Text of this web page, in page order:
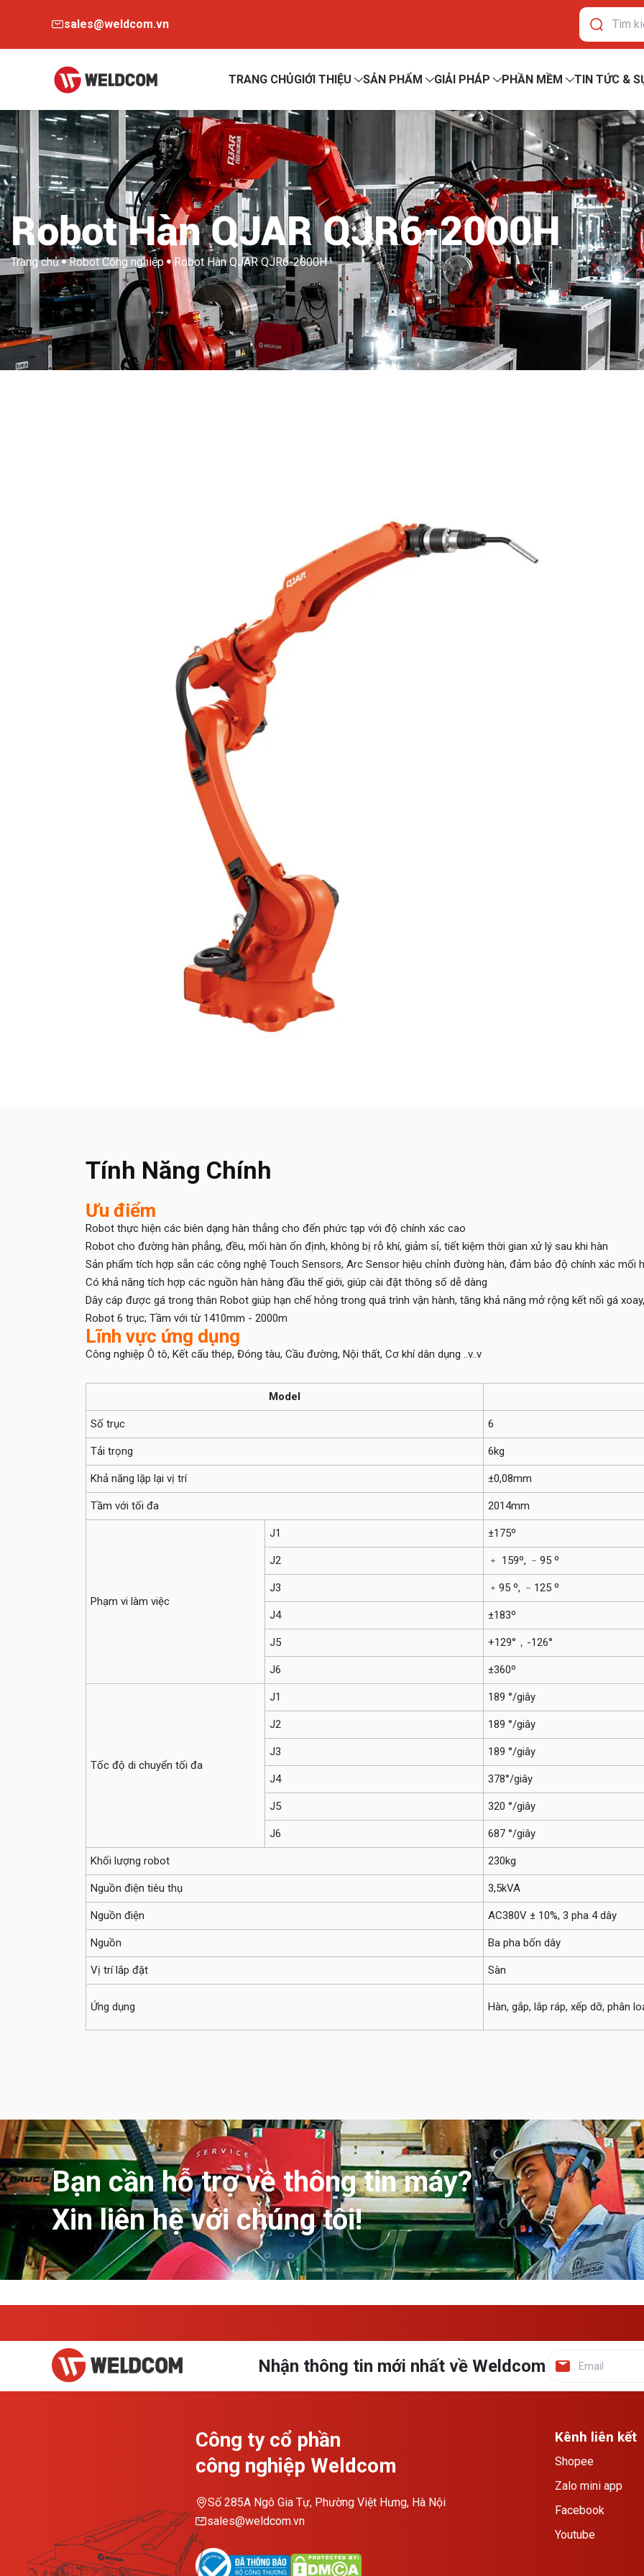
sales@weldcom.vn
TRANG CHỦGIỚI THIỆU SẢN PHẨM GIẢI PHÁP PHẦN MỀM TIN TỨC &
Robot Hàn QJAR QJR6-2000H
Trang chủ Robot Công nghiệp Robot Hàn QJAR QJR6-2000H
Tính Năng Chính
Ưu điểm
Robot thực hiện các biên dạng hàn thẳng cho đến phức tạp với độ chính xác cao
Robot cho đường hàn phẳng, đều, mối hàn ổn định, không bị rỗ khí, giảm sỉ, tiết kiệm thời gian xử lý sau khi hàn
Sản phẩm tích hợp sẵn các công nghệ Touch Sensors, Arc Sensor hiệu chỉnh đường hàn, đảm bảo độ chính xác mối
Có khả năng tích hợp các nguồn hàn hàng đầu thế giới, giúp cài đặt thông số dễ dàng
Dây cáp được gá trong thân Robot giúp hạn chế hỏng trong quá trình vận hành, tăng khả năng mở rộng kết nối gá
Robot 6 trục; Tầm với từ 1410mm - 2000m
Lĩnh vực ứng dụng
Công nghiệp Ô tô, Kết cấu thép, Đóng tàu, Cầu đường, Nội thất, Cơ khí dân dụng ..v..v
Model
Số trục 6
Tải trọng 6kg
Khả năng lặp lại vị trí ±0,08mm
Tầm với tối đa 2014mm
Phạm vi làm việc
J1 ±175º
J2 ﹢ 159º, ﹣95 º
J3 ﹢95 º, ﹣125 º
J4 ±183º
J5 +129°，-126°
J6 ±360º
Tốc độ di chuyển tối đa
J1 189 °/giây
J2 189 °/giây
J3 189 °/giây
J4 378°/giây
J5 320 °/giây
J6 687 °/giây
Khối lượng robot 230kg
Nguồn điện tiêu thụ 3,5kVA
Nguồn điện AC380V ± 10%, 3 pha 4 dây
Nguồn Ba pha bốn dây
Vị trí lắp đặt Sàn
Ứng dụng Hàn, gắp, lắp ráp, xếp dỡ, phân
Bạn cần hỗ trợ về thông tin máy?
Xin liên hệ với chúng tôi!
Nhận thông tin mới nhất về Weldcom
Công ty cổ phần
công nghiệp Weldcom
Số 285A Ngô Gia Tự, Phường Việt Hưng, Hà Nội
sales@weldcom.vn
Kênh liên kết
Shopee
Zalo mini app
Facebook
Youtube